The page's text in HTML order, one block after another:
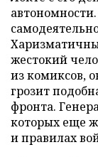
жестокий
из комиксов,
грозит
фронта.
которых еще
и правилах